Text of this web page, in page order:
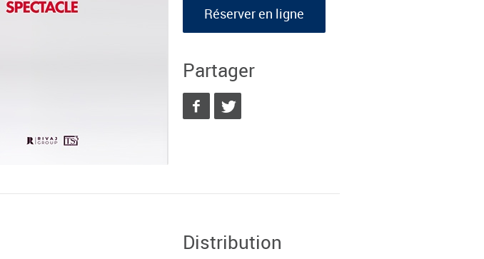
Réserver en ligne
Partager
Distribution